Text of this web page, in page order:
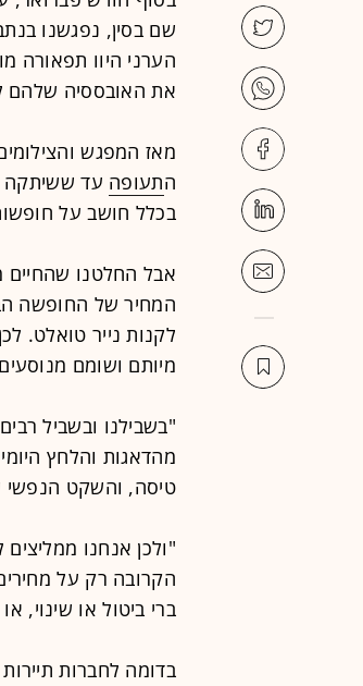
שם בסין, נפגשנו
הערני היוו תפאורה
את האובססיה שלהם
מאז המפגש
התעופה עד ששיתקה
בכלל חושב על
אבל החלטנו שהחיים
המחיר של החופשה
לקנות נייר טואלט.
מיותם ושומם
"בשבילנו ובשביל
מהדאגות והלחץ
טיסה, והשקט הנפשי
"ולכן אנחנו
ברי ביטול או שינוי,
בדומה לחברות